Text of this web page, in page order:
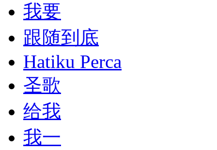
我要
跟随到底
Hatiku Perca
圣歌
给我
我一